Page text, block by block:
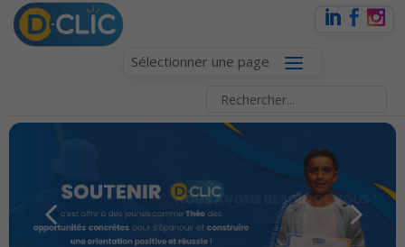
Sélectionner une page